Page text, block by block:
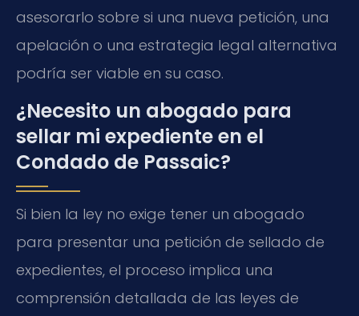
asesorarlo sobre si una nueva petición, una
apelación o una estrategia legal alternativa
podría ser viable en su caso.
¿Necesito un abogado para
sellar mi expediente en el
Condado de Passaic?
Si bien la ley no exige tener un abogado
para presentar una petición de sellado de
expedientes, el proceso implica una
comprensión detallada de las leyes de